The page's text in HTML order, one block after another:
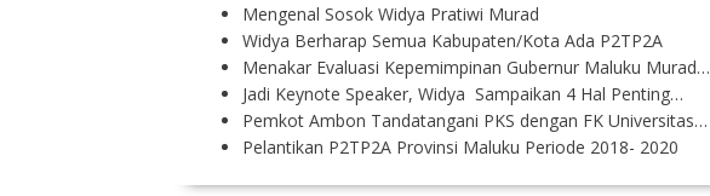
Mengenal Sosok Widya Pratiwi Murad
Widya Berharap Semua Kabupaten/Kota Ada P2TP2A
Menakar Evaluasi Kepemimpinan Gubernur Maluku Murad…
Jadi Keynote Speaker, Widya Sampaikan 4 Hal Penting…
Pemkot Ambon Tandatangani PKS dengan FK Universitas…
Pelantikan P2TP2A Provinsi Maluku Periode 2018- 2020